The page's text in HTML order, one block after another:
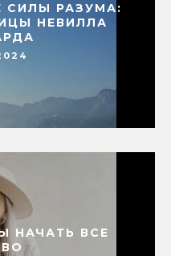
РАЗУМА:
НЕВИЛЛА
НАЧАТЬ ВСЕ